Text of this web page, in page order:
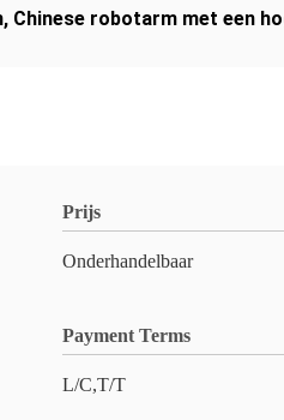
, Chinese robotarm met een
Prijs
Onderhandelbaar
Payment Terms
L/C,T/T